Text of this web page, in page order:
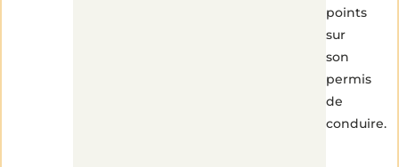
points
sur
son
permis
de
conduire.